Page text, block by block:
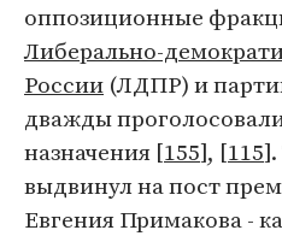
оппозиционные
Либерально-
России (ЛДПР) и
дважды
назначения [155], [115].
выдвинул на пост
Евгения Примакова -